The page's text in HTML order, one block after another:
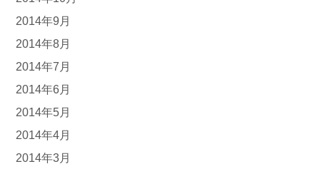
2014年9月
2014年8月
2014年7月
2014年6月
2014年5月
2014年4月
2014年3月